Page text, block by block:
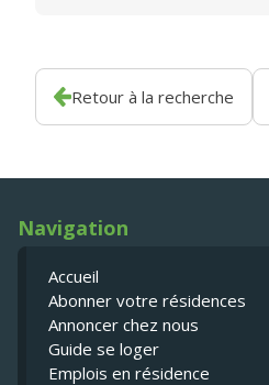
Retour à la recherche
Navigation
Accueil
Abonner votre résidences
Annoncer chez nous
Guide se loger
Emplois en résidence